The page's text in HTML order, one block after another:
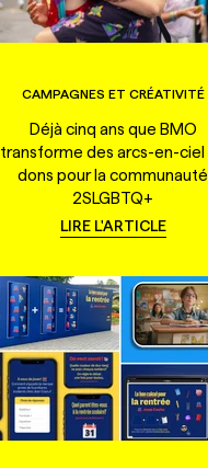
CAMPAGNES ET CRÉATIVITÉ
Déjà cinq ans que BMO
transforme des arcs-en-ciel
dons pour la communauté
2SLGBTQ+
LIRE L'ARTICLE